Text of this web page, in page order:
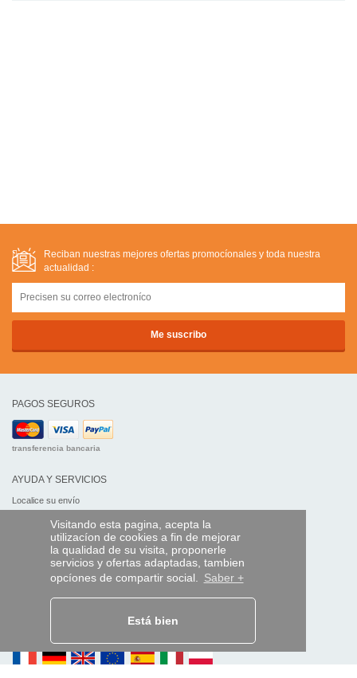
Visitando esta pagina, acepta la
utilizacíon de cookies a fin de mejorar
la qualidad de su visita, proponerle
servicios y ofertas adaptadas, tambien
opcíones de compartir social. Saber +
Está bien
Reciban nuestras mejores ofertas promocíonales y toda nuestra
actualidad :
PAGOS SEGUROS
transferencia bancaria
AYUDA Y SERVICIOS
Localice su envío
MANDO EXPRESS
¿Quiénes somos?
Información legal
Acceso profesionales